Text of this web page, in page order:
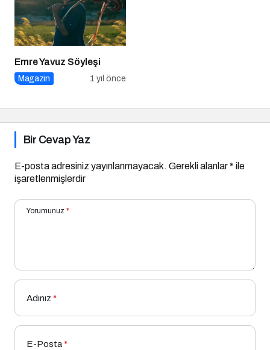
Emre Yavuz Söyleşi
Magazin 1 yıl önce
Bir Cevap Yaz
E-posta adresiniz yayınlanmayacak. Gerekli alanlar* ile
işaretlenmişlerdir
Yorumunuz *
Adınız *
E-Posta*